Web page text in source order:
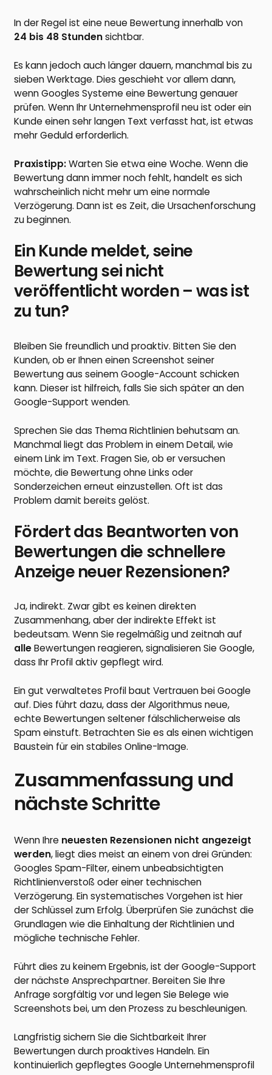
In der Regel ist eine neue Bewertung innerhalb von
24 bis 48 Stundensichtbar.
Es kann jedoch auch länger dauern, manchmal bis zu
sieben Werktage. Dies geschieht vor allem dann,
wenn Googles Systeme eine Bewertung genauer
prüfen. Wenn Ihr Unternehmensprofil neu ist oder ein
Kunde einen sehr langen Text verfasst hat, ist etwas
mehr Geduld erforderlich.
Praxistipp:Warten Sie etwa eine Woche. Wenn die
Bewertung dann immer noch fehlt, handelt es sich
wahrscheinlich nicht mehr um eine normale
Verzögerung. Dann ist es Zeit, die Ursachenforschung
zu beginnen.
Ein Kunde meldet, seine
Bewertung sei nicht
veröffentlicht worden – was ist
zu tun?
Bleiben Sie freundlich und proaktiv. Bitten Sie den
Kunden, ob er Ihnen einen Screenshot seiner
Bewertung aus seinem Google-Account schicken
kann. Dieser ist hilfreich, falls Sie sich später an den
Google-Support wenden.
Sprechen Sie das Thema Richtlinien behutsam an.
Manchmal liegt das Problem in einem Detail, wie
einem Link im Text. Fragen Sie, ob er versuchen
möchte, die Bewertung ohne Links oder
Sonderzeichen erneut einzustellen. Oft ist das
Problem damit bereits gelöst.
Fördert das Beantworten von
Bewertungen die schnellere
Anzeige neuer Rezensionen?
Ja, indirekt. Zwar gibt es keinen direkten
Zusammenhang, aber der indirekte Effekt ist
bedeutsam. Wenn Sie regelmäßig und zeitnah auf
alleBewertungen reagieren, signalisieren Sie Google,
dass Ihr Profil aktiv gepflegt wird.
Ein gut verwaltetes Profil baut Vertrauen bei Google
auf. Dies führt dazu, dass der Algorithmus neue,
echte Bewertungen seltener fälschlicherweise als
Spam einstuft. Betrachten Sie es als einen wichtigen
Baustein für ein stabiles Online-Image.
Zusammenfassung und
nächste Schritte
Wenn Ihre neuesten Rezensionen nicht angezeigt
werden, liegt dies meist an einem von drei Gründen:
Googles Spam-Filter, einem unbeabsichtigten
Richtlinienverstoß oder einer technischen
Verzögerung. Ein systematisches Vorgehen ist hier
der Schlüssel zum Erfolg. Überprüfen Sie zunächst die
Grundlagen wie die Einhaltung der Richtlinien und
mögliche technische Fehler.
Führt dies zu keinem Ergebnis, ist der Google-Support
der nächste Ansprechpartner. Bereiten Sie Ihre
Anfrage sorgfältig vor und legen Sie Belege wie
Screenshots bei, um den Prozess zu beschleunigen.
Langfristig sichern Sie die Sichtbarkeit Ihrer
Bewertungen durch proaktives Handeln. Ein
kontinuierlich gepflegtes Google Unternehmensprofil